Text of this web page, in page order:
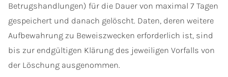
Betrugshandlungen) für die Dauer von maximal 7 Tagen
gespeichert und danach gelöscht. Daten, deren weitere
Aufbewahrung zu Beweiszwecken erforderlich ist, sind
bis zur endgültigen Klärung des jeweiligen Vorfalls von
der Löschung ausgenommen.